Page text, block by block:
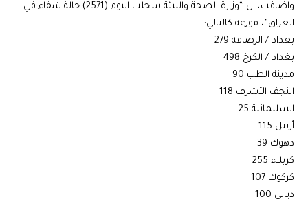
واضافت، ان “وزارة الصحة والبيئة سجلت اليوم (2571) حالة شفاء في
العراق”، موزعة كالتالي:
بغداد / الرصافة 279
بغداد / الكرخ 498
مدينة الطب 90
النجف الأشرف 118
السليمانية 25
أربيل 115
دهوك 39
كربلاء 255
كركوك 107
ديالى 100